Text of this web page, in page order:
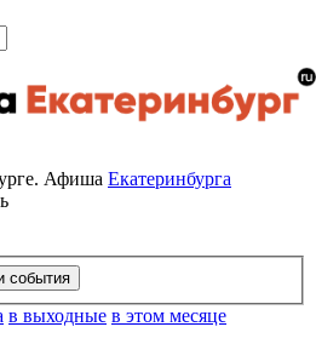
Афиша Екатеринбурга
в выходные в этом месяце